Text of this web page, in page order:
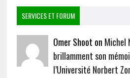
SERVICES ET FORUM
Omer Shoot on Michel
brillamment son
l’Université Norbert